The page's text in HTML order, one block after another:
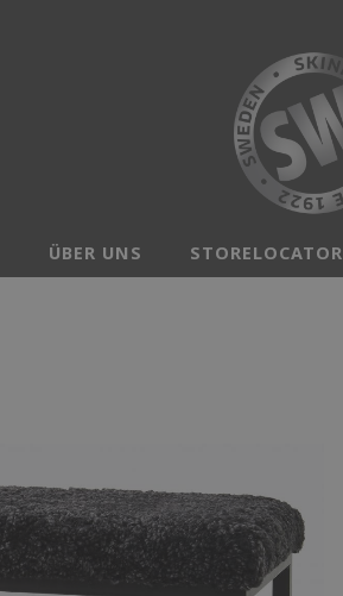
ÜBER UNS STORELOCATOR